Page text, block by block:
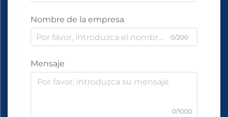
Nombre de la empresa
0/200
Mensaje
0/1000